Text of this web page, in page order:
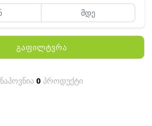
გაფილტვრა
ნაპოვნია0 პროდუქტი